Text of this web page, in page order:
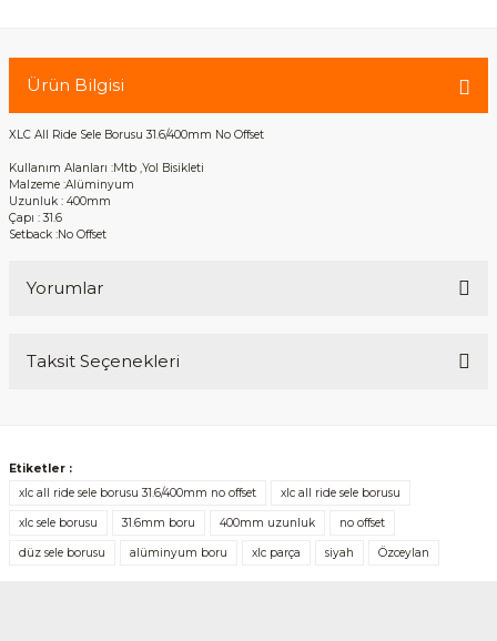
Ürün Bilgisi
XLC All Ride Sele Borusu 31.6/400mm No Offset
Kullanım Alanları :Mtb ,Yol Bisikleti
Malzeme :Alüminyum
Uzunluk : 400mm
Çapı : 31.6
Setback :No Offset
Yorumlar
Taksit Seçenekleri
Etiketler :
xlc all ride sele borusu 31.6/400mm no offset
xlc all ride sele borusu
xlc sele borusu 31.6mm boru 400mm uzunluk no offset
düz sele borusu alüminyum boru xlc parça siyah Özceylan